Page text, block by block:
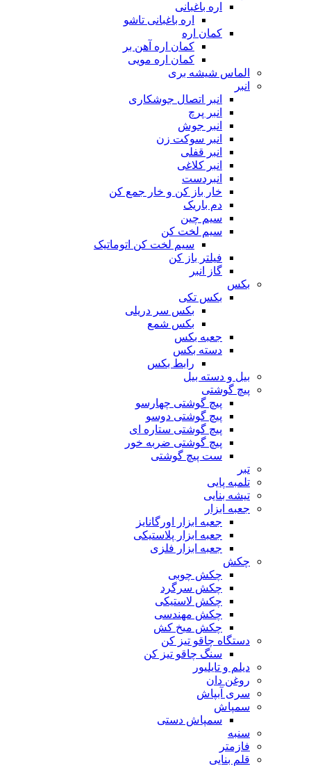
اره باغبانی
اره باغبانی تاشو
کمان اره
کمان اره آهن بر
کمان اره مویی
الماس شیشه بری
انبر
انبر اتصال جوشکاری
انبر پرچ
انبر جوش
انبر سوکت زن
انبر قفلی
انبر کلاغی
انبردست
خار باز کن و خار جمع کن
دم باریک
سیم چین
سیم لخت کن
سیم لخت کن اتوماتیک
فیلتر باز کن
گاز انبر
بکس
بکس تکی
بکس سر دریلی
بکس شمع
جعبه بکس
دسته بکس
رابط بکس
بیل و دسته بیل
پیچ گوشتی
پیچ گوشتی چهارسو
پیچ گوشتی دوسو
پیچ گوشتی ستاره‌ ای
پیچ گوشتی ضربه خور
ست پیچ گوشتی
تبر
تلمبه پایی
تیشه بنایی
جعبه ابزار
جعبه ابزار اورگانایز
جعبه ابزار پلاستیکی
جعبه ابزار فلزی
چکش
چکش چوبی
چکش سرگرد
چکش لاستیکی
چکش مهندسی
چکش میخ کش
دستگاه چاقو تیز کن
سنگ چاقو تیز کن
دیلم و تایلیور
روغن دان
سری آبپاش
سمپاش
سمپاش دستی
سنبه
فازمتر
قلم بنایی